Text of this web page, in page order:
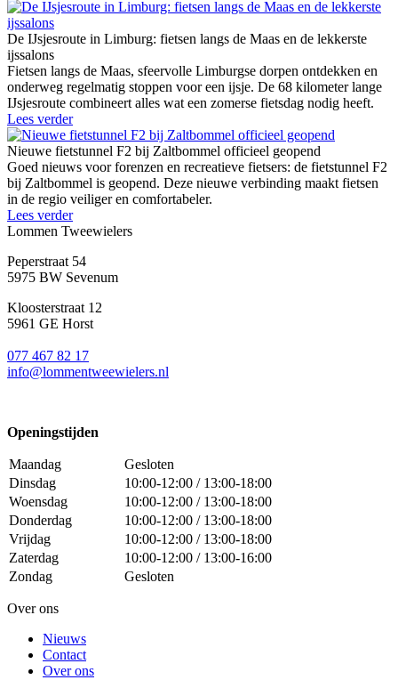
De IJsjesroute in Limburg: fietsen langs de Maas en de lekkerste
ijssalons
Fietsen langs de Maas, sfeervolle Limburgse dorpen ontdekken en
onderweg regelmatig stoppen voor een ijsje. De 68 kilometer lange
IJsjesroute combineert alles wat een zomerse fietsdag nodig heeft.
Lees verder
Nieuwe fietstunnel F2 bij Zaltbommel officieel geopend
Goed nieuws voor forenzen en recreatieve fietsers: de fietstunnel F2
bij Zaltbommel is geopend. Deze nieuwe verbinding maakt fietsen
in de regio veiliger en comfortabeler.
Lees verder
Lommen Tweewielers
Peperstraat 54
5975 BW Sevenum
Kloosterstraat 12
5961 GE Horst
077 467 82 17
info@lommentweewielers.nl
Openingstijden
Maandag
Gesloten
Dinsdag
10:00-12:00 / 13:00-18:00
Woensdag
10:00-12:00 / 13:00-18:00
Donderdag
10:00-12:00 / 13:00-18:00
Vrijdag
10:00-12:00 / 13:00-18:00
Zaterdag
10:00-12:00 / 13:00-16:00
Zondag
Gesloten
Over ons
Nieuws
Contact
Over ons